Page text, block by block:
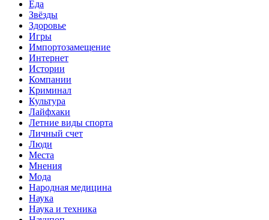
Еда
Звёзды
Здоровье
Игры
Импортозамещение
Интернет
Истории
Компании
Криминал
Культура
Лайфхаки
Летние виды спорта
Личный счет
Люди
Места
Мнения
Мода
Народная медицина
Наука
Наука и техника